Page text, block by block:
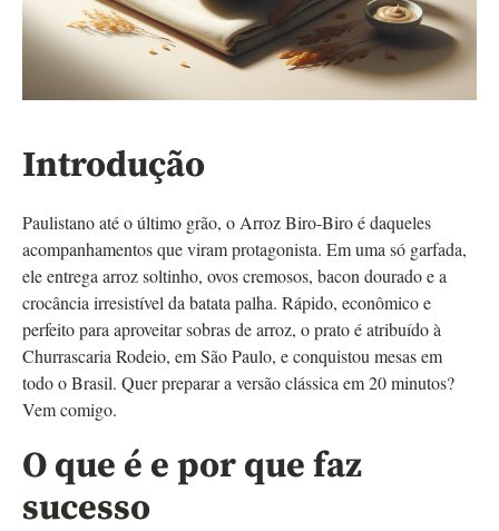
Introdução
Paulistano até o último grão, o Arroz Biro-Biro é daqueles
acompanhamentos que viram protagonista. Em uma só garfada,
ele entrega arroz soltinho, ovos cremosos, bacon dourado e a
crocância irresistível da batata palha. Rápido, econômico e
perfeito para aproveitar sobras de arroz, o prato é atribuído à
Churrascaria Rodeio, em São Paulo, e conquistou mesas em
todo o Brasil. Quer preparar a versão clássica em 20 minutos?
Vem comigo.
O que é e por que faz
sucesso